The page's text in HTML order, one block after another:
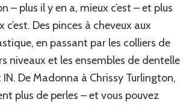
– plus il y en a, mieux c’est – et plus
c’est. Des pinces à cheveux aux
en passant par les colliers de
niveaux et les ensembles de dentelle
De Madonna à Chrissy Turlington,
plus de perles – et vous pouvez